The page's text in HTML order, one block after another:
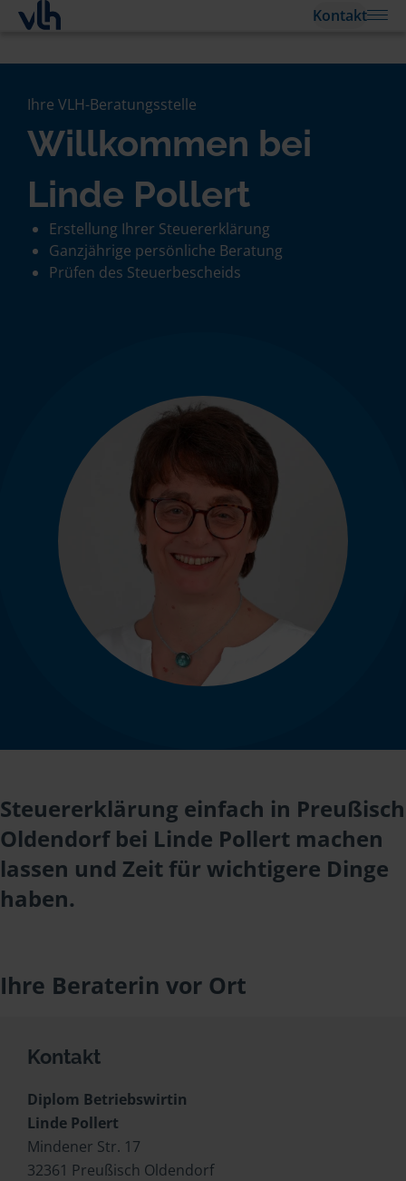
Kontakt
Ihre VLH-Beratungsstelle
Willkommen bei
Linde Pollert
Erstellung Ihrer Steuererklärung
Ganzjährige persönliche Beratung
Prüfen des Steuerbescheids
Steuererklärung einfach in Preußisch
Oldendorf bei Linde Pollert machen
lassen und Zeit für wichtigere Dinge
haben.
Ihre Beraterin vor Ort
Kontakt
Diplom Betriebswirtin
Linde Pollert
Mindener Str. 17
32361 Preußisch Oldendorf